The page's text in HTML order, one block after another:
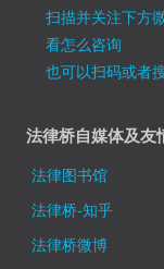
扫描并关注下方
看怎么咨询
也可以扫码或者
法律桥自媒体及友
法律图书馆
法律桥-知乎
法律桥微博